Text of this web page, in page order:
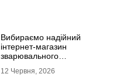
Вибираємо надійний
інтернет-магазин
зварювального
12 Червня, 2026